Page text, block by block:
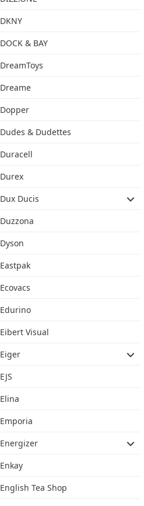
DKNY
DOCK & BAY
DreamToys
Dreame
Dopper
Dudes & Dudettes
Duracell
Durex
Dux Ducis
Duzzona
Dyson
Eastpak
Ecovacs
Edurino
Eibert Visual
Eiger
EJS
Elina
Emporia
Energizer
Enkay
English Tea Shop